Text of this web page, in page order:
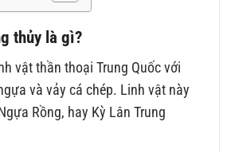
thủy là gì?
vật thần thoại Trung Quốc với
và vảy cá chép. Linh vật này
Rồng, hay Kỳ Lân Trung